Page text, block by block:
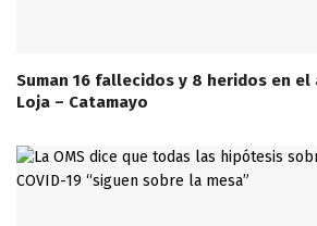
Suman 16 fallecidos y 8 heridos en
Loja – Catamayo